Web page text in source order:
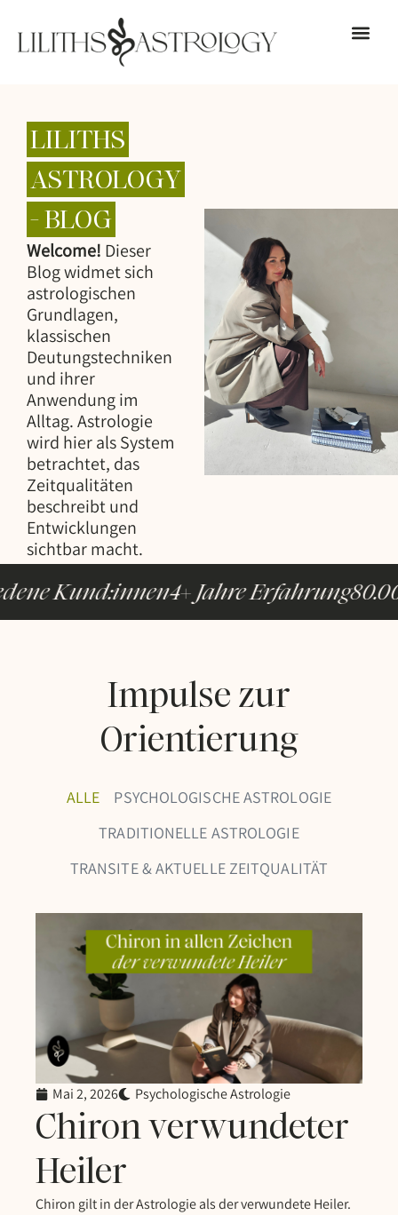
LILITHS
ASTROLOGY
- BLOG
Welcome! Dieser
Blog widmet sich
astrologischen
Grundlagen,
klassischen
Deutungstechniken
und ihrer
Anwendung im
Alltag. Astrologie
wird hier als System
betrachtet, das
Zeitqualitäten
beschreibt und
Entwicklungen
sichtbar macht.
Kund:innen4+ Jahre Erfahrung
Impulse zur
Orientierung
PSYCHOLOGISCHE ASTROLOGIE
TRADITIONELLE ASTROLOGIE
TRANSITE & AKTUELLE ZEITQUALITÄT
ALLE
Mai 2, 2026 Psychologische Astrologie
Chiron verwundeter
Heiler
Chiron gilt in der Astrologie als der verwundete Heiler.